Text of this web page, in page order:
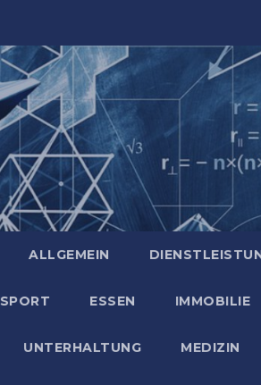
ALLGEMEIN
SPORT ESSEN IMMOBILIE
UNTERHALTUNG MEDIZIN